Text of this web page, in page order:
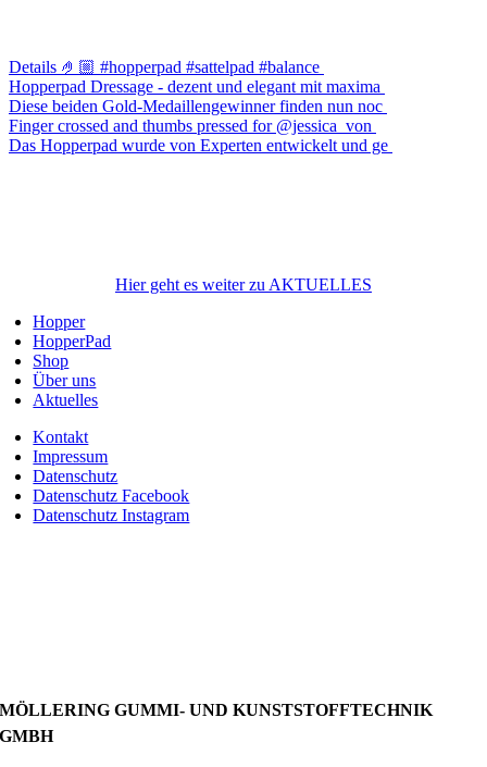
Details 🤌🏼 #hopperpad #sattelpad #balance
Hopperpad Dressage - dezent und elegant mit maxima
Diese beiden Gold-Medaillengewinner finden nun noc
Finger crossed and thumbs pressed for @jessica_von
Das Hopperpad wurde von Experten entwickelt und ge
Hier geht es weiter zu AKTUELLES
Hopper
HopperPad
Shop
Über uns
Aktuelles
Kontakt
Impressum
Datenschutz
Datenschutz Facebook
Datenschutz Instagram
MÖLLERING GUMMI- UND KUNSTSTOFFTECHNIK
GMBH